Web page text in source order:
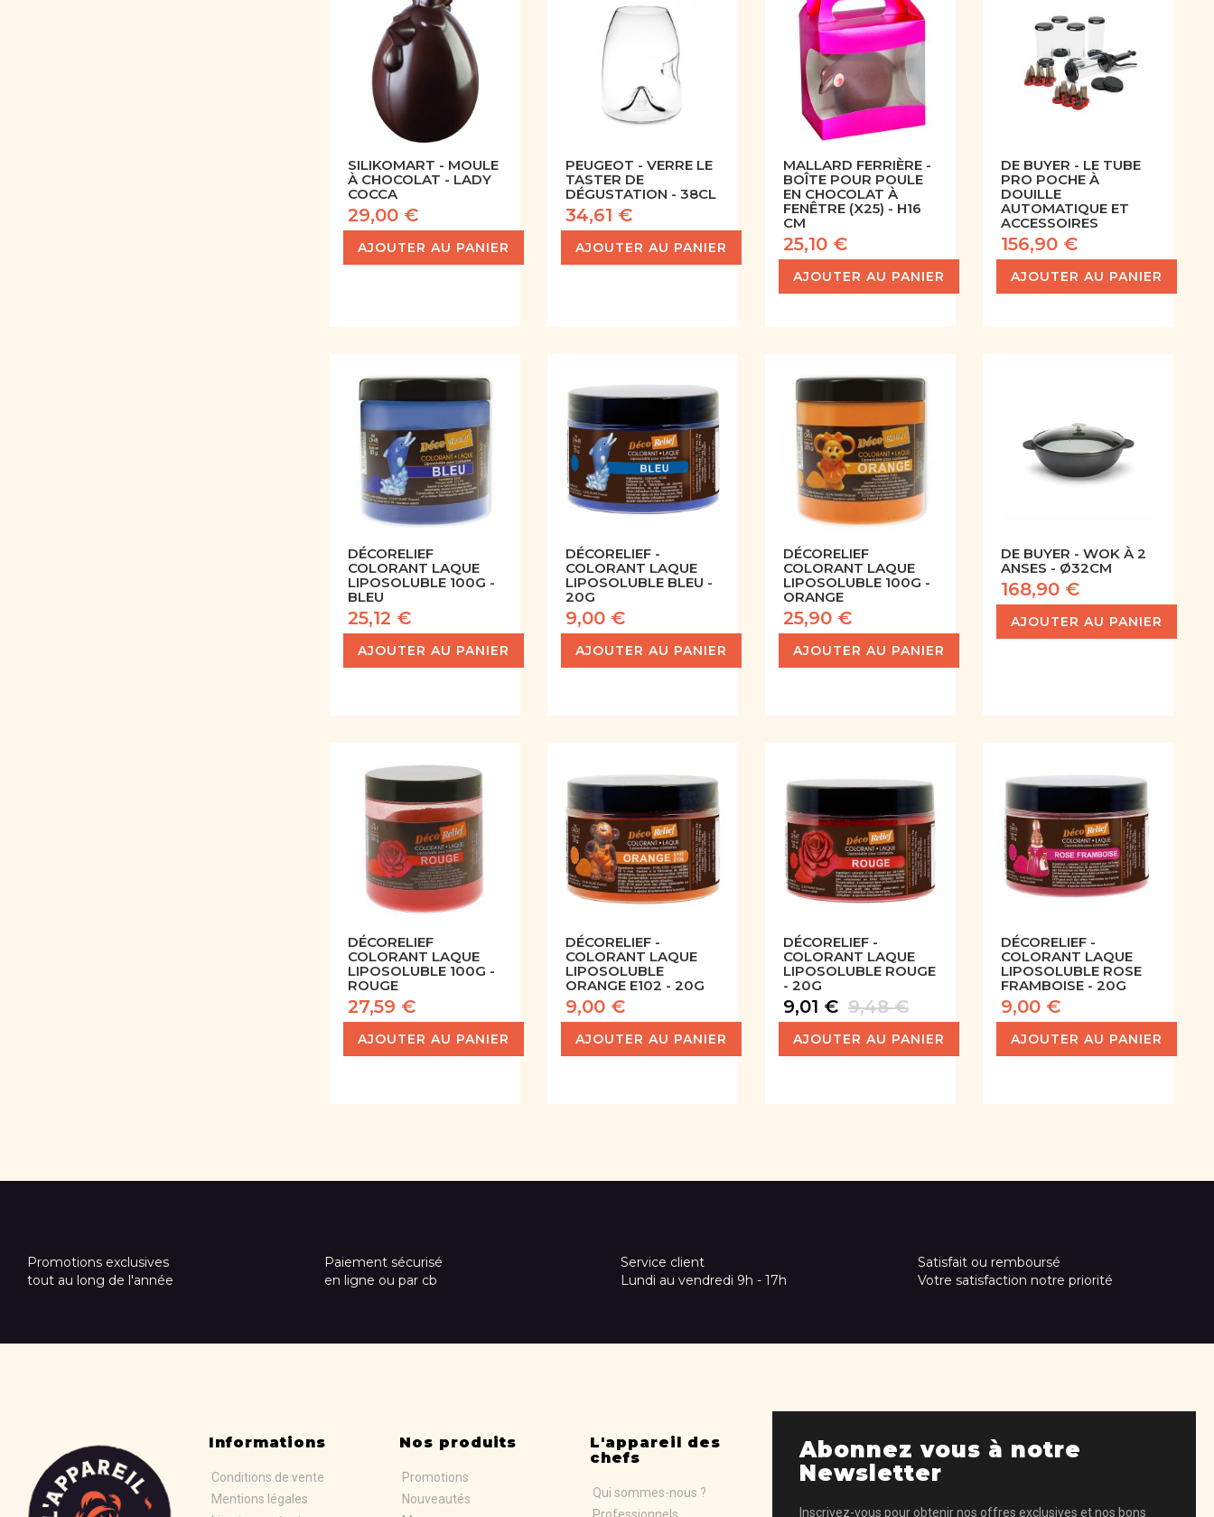
SILIKOMART - MOULE
À CHOCOLAT - LADY
COCCA
29,00 €
AJOUTER AU PANIER
PEUGEOT - VERRE LE
TASTER DE
DÉGUSTATION - 38CL
34,61 €
AJOUTER AU PANIER
MALLARD FERRIÈRE -
BOÎTE POUR POULE
EN CHOCOLAT À
FENÊTRE (X25) - H16
CM
25,10 €
AJOUTER AU PANIER
DE BUYER - LE TUBE
PRO POCHE À
DOUILLE
AUTOMATIQUE ET
ACCESSOIRES
156,90 €
AJOUTER AU PANIER
DÉCORELIEF
COLORANT LAQUE
LIPOSOLUBLE 100G -
BLEU
25,12 €
AJOUTER AU PANIER
DÉCORELIEF -
COLORANT LAQUE
LIPOSOLUBLE BLEU -
20G
9,00 €
AJOUTER AU PANIER
DÉCORELIEF
COLORANT LAQUE
LIPOSOLUBLE 100G -
ORANGE
25,90 €
AJOUTER AU PANIER
DE BUYER - WOK À 2
ANSES - Ø32CM
168,90 €
AJOUTER AU PANIER
DÉCORELIEF
COLORANT LAQUE
LIPOSOLUBLE 100G -
ROUGE
27,59 €
AJOUTER AU PANIER
DÉCORELIEF -
COLORANT LAQUE
LIPOSOLUBLE
ORANGE E102 - 20G
9,00 €
AJOUTER AU PANIER
DÉCORELIEF -
COLORANT LAQUE
LIPOSOLUBLE ROUGE
- 20G
9,01 € 9,48 €
AJOUTER AU PANIER
DÉCORELIEF -
COLORANT LAQUE
LIPOSOLUBLE ROSE
FRAMBOISE - 20G
9,00 €
AJOUTER AU PANIER
Promotions exclusives
tout au long de l'année
Paiement sécurisé
en ligne ou par cb
Service client
Lundi au vendredi 9h - 17h
Satisfait ou remboursé
Votre satisfaction notre priorité
Abonnez vous à notre
Newsletter
Inscrivez-vous pour obtenir nos offres exclusives et nos bons
Informations
Conditions de vente
Mentions légales
Nos produits
Promotions
Nouveautés
L'appareil des
chefs
Qui sommes-nous ?